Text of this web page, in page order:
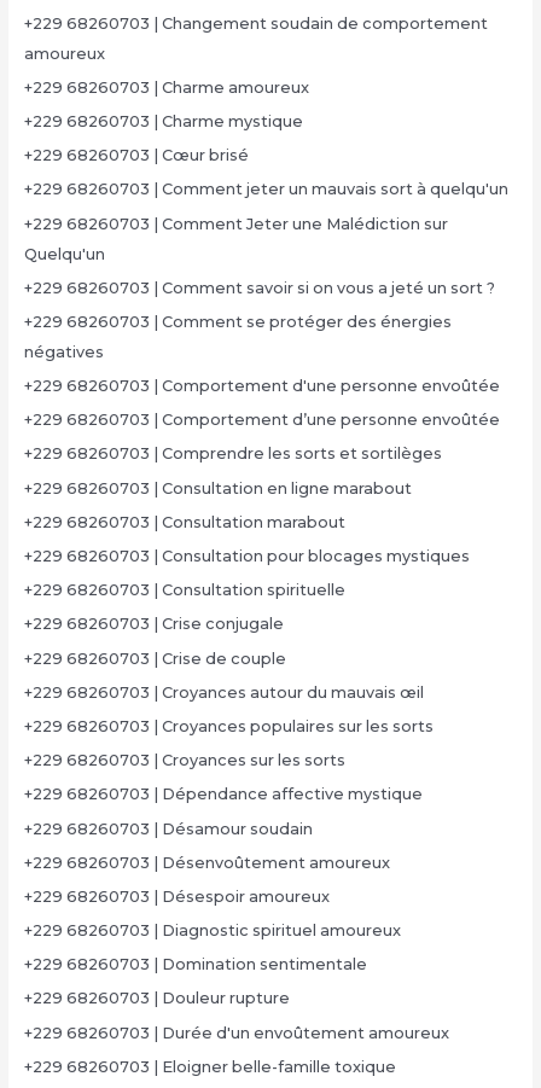
+229 68260703 | Changement soudain de comportement
amoureux
+229 68260703 | Charme amoureux
+229 68260703 | Charme mystique
+229 68260703 | Cœur brisé
+229 68260703 | Comment jeter un mauvais sort à quelqu'un
+229 68260703 | Comment Jeter une Malédiction sur
Quelqu'un
+229 68260703 | Comment savoir si on vous a jeté un sort ?
+229 68260703 | Comment se protéger des énergies
négatives
+229 68260703 | Comportement d'une personne envoûtée
+229 68260703 | Comportement d’une personne envoûtée
+229 68260703 | Comprendre les sorts et sortilèges
+229 68260703 | Consultation en ligne marabout
+229 68260703 | Consultation marabout
+229 68260703 | Consultation pour blocages mystiques
+229 68260703 | Consultation spirituelle
+229 68260703 | Crise conjugale
+229 68260703 | Crise de couple
+229 68260703 | Croyances autour du mauvais œil
+229 68260703 | Croyances populaires sur les sorts
+229 68260703 | Croyances sur les sorts
+229 68260703 | Dépendance affective mystique
+229 68260703 | Désamour soudain
+229 68260703 | Désenvoûtement amoureux
+229 68260703 | Désespoir amoureux
+229 68260703 | Diagnostic spirituel amoureux
+229 68260703 | Domination sentimentale
+229 68260703 | Douleur rupture
+229 68260703 | Durée d'un envoûtement amoureux
+229 68260703 | Eloigner belle-famille toxique